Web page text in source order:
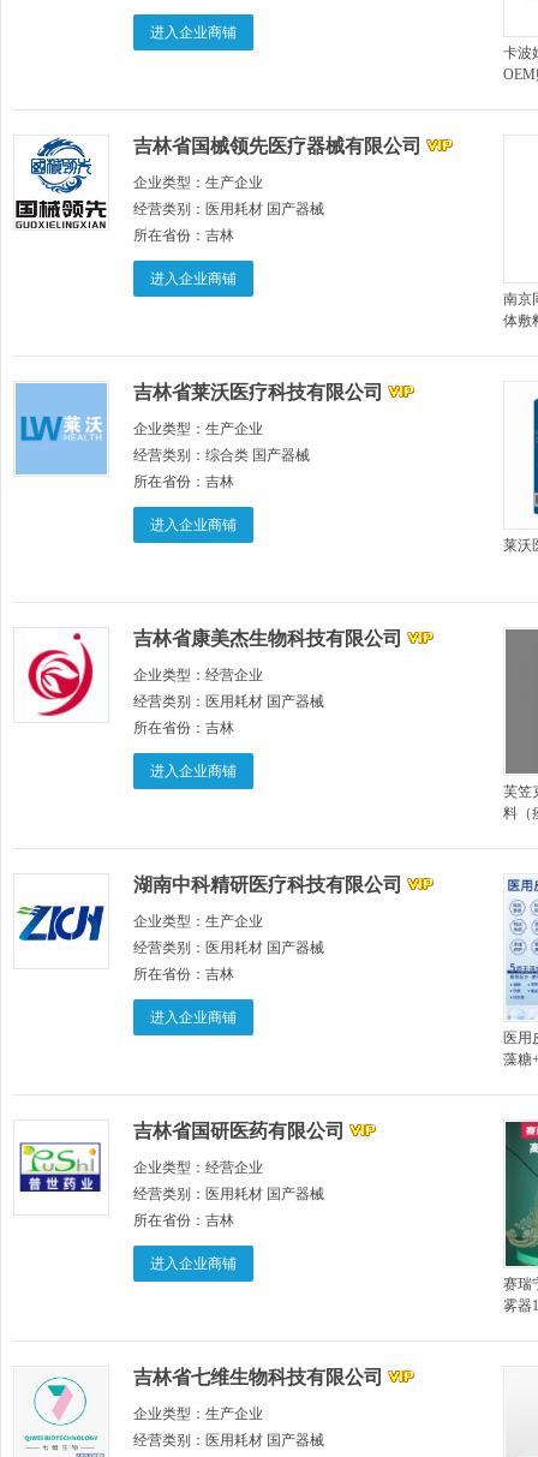
进入企业商铺
卡波
吉林省国械领先医疗器械有限公司
企业类型： 生产企业
经营类别： 医用耗材 国产器械
所在省份： 吉林
进入企业商铺
南京
体敷
吉林省莱沃医疗科技有限公司
企业类型： 生产企业
经营类别： 综合类 国产器械
所在省份： 吉林
进入企业商铺
莱沃
吉林省康美杰生物科技有限公司
企业类型： 经营企业
经营类别： 医用耗材 国产器械
所在省份： 吉林
进入企业商铺
芙笠
料（
湖南中科精研医疗科技有限公司
企业类型： 生产企业
经营类别： 医用耗材 国产器械
所在省份： 吉林
进入企业商铺
医用
藻糖
吉林省国研医药有限公司
企业类型： 经营企业
经营类别： 医用耗材 国产器械
所在省份： 吉林
进入企业商铺
赛瑞
雾器
吉林省七维生物科技有限公司
企业类型： 生产企业
经营类别： 医用耗材 国产器械